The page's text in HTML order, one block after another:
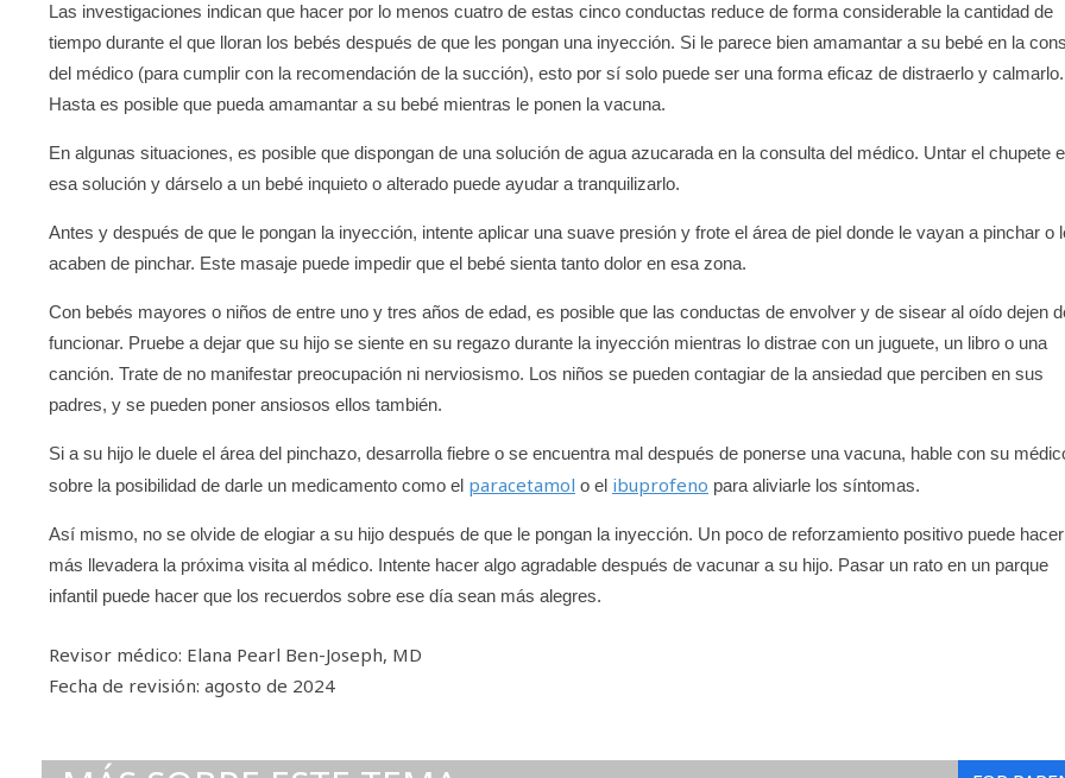
Las investigaciones indican que hacer por lo menos cuatro de estas cinco conductas reduce de forma considerable la cantidad de
tiempo durante el que lloran los bebés después de que les pongan una inyección. Si le parece bien amamantar a su bebé en la
del médico (para cumplir con la recomendación de la succión), esto por sí solo puede ser una forma eficaz de distraerlo y calmarlo.
Hasta es posible que pueda amamantar a su bebé mientras le ponen la vacuna.
En algunas situaciones, es posible que dispongan de una solución de agua azucarada en la consulta del médico. Untar el chupete
esa solución y dárselo a un bebé inquieto o alterado puede ayudar a tranquilizarlo.
Antes y después de que le pongan la inyección, intente aplicar una suave presión y frote el área de piel donde le vayan a pinchar o
acaben de pinchar. Este masaje puede impedir que el bebé sienta tanto dolor en esa zona.
Con bebés mayores o niños de entre uno y tres años de edad, es posible que las conductas de envolver y de sisear al oído dejen
funcionar. Pruebe a dejar que su hijo se siente en su regazo durante la inyección mientras lo distrae con un juguete, un libro o una
canción. Trate de no manifestar preocupación ni nerviosismo. Los niños se pueden contagiar de la ansiedad que perciben en sus
padres, y se pueden poner ansiosos ellos también.
Si a su hijo le duele el área del pinchazo, desarrolla fiebre o se encuentra mal después de ponerse una vacuna, hable con su
sobre la posibilidad de darle un medicamento como el paracetamol o el ibuprofeno para aliviarle los síntomas.
Así mismo, no se olvide de elogiar a su hijo después de que le pongan la inyección. Un poco de reforzamiento positivo puede hacer
más llevadera la próxima visita al médico. Intente hacer algo agradable después de vacunar a su hijo. Pasar un rato en un parque
infantil puede hacer que los recuerdos sobre ese día sean más alegres.
Revisor médico: Elana Pearl Ben-Joseph, MD
Fecha de revisión: agosto de 2024